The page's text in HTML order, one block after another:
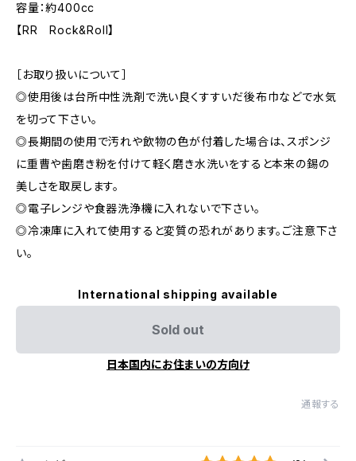
容量：約400cc
【RR Rock&Roll】
［お取り扱いについて］
◎使用後は台所中性洗剤で洗い良くすすいだ後布巾などで水気
を切って下さい。
◎長期間の使用で汚れや飲物の色が付着した場合は、スポンジ
に重曹や歯磨き粉を付けて軽く磨き水洗いをすると本来の錫の
美しさを取戻します。
◎電子レンジや食器洗浄機に入れないで下さい。
◎冷凍庫に入れて使用すると変質の恐れがあります。ご注意下さ
い。
International shipping available
Sold out
日本国内にお住まいの方向け
通報する